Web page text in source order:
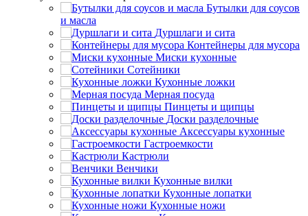
Бутылки для соусов
и масла
Дуршлаги и сита
Контейнеры для мусора
Миски кухонные
Сотейники
Кухонные ложки
Мерная посуда
Пинцеты и щипцы
Доски разделочные
Аксессуары кухонные
Гастроемкости
Кастрюли
Венчики
Кухонные вилки
Кухонные лопатки
Кухонные ножи